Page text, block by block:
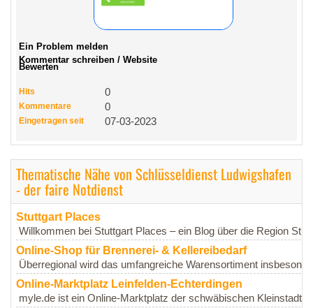
Ein Problem melden
Kommentar schreiben / Website
Bewerten
Hits 0
Kommentare 0
Eingetragen seit 07-03-2023
Thematische Nähe von Schlüsseldienst Ludwigshafen
- der faire Notdienst
Stuttgart Places
Willkommen bei Stuttgart Places – ein Blog über die Region
Online-Shop für Brennerei- & Kellereibedarf
Überregional wird das umfangreiche Warensortiment
Online-Marktplatz Leinfelden-Echterdingen
myle.de ist ein Online-Marktplatz der schwäbischen Kleinstadt